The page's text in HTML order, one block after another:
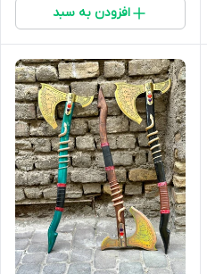
افزودن به سبد